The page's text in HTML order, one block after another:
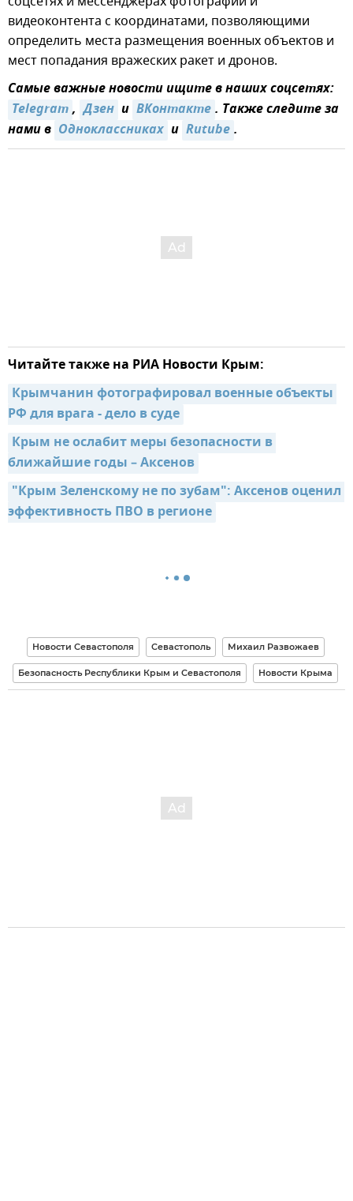
видеоконтента с координатами, позволяющими
определить места размещения военных объектов и
мест попадания вражеских ракет и дронов.
Самые важные новости ищите в наших соцсетях:
Telegram, Дзен и ВКонтакте. Также следите за
нами в Одноклассниках и Rutube.
Читайте также на РИА Новости Крым:
Крымчанин фотографировал военные объекты
РФ для врага - дело в суде
Крым не ослабит меры безопасности в
ближайшие годы – Аксенов
"Крым Зеленскому не по зубам": Аксенов оценил
эффективность ПВО в регионе
Новости Севастополя Севастополь Михаил Развожаев
Безопасность Республики Крым и Севастополя Новости Крыма